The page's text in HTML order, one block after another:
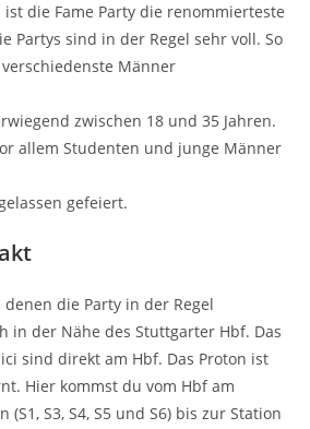
die Fame Party die renommierteste
Partys sind in der Regel sehr voll. So
Männer
zwischen 18 und 35 Jahren.
allem Studenten und junge Männer
gefeiert.
die Party in der Regel
in der Nähe des Stuttgarter Hbf. Das
sind direkt am Hbf. Das Proton ist
Hier kommst du vom Hbf am
(S1, S3, S4, S5 und S6) bis zur Station